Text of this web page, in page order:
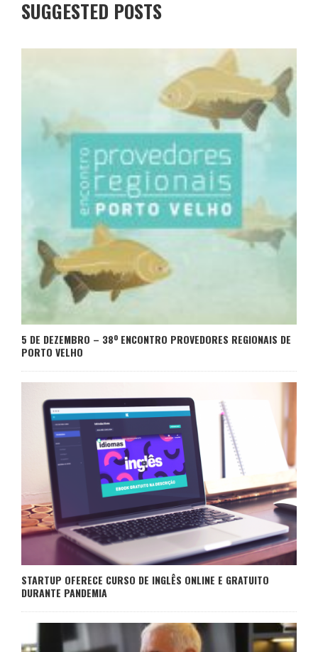
SUGGESTED POSTS
5 DE DEZEMBRO – 38º ENCONTRO PROVEDORES REGIONAIS DE
PORTO VELHO
STARTUP OFERECE CURSO DE INGLÊS ONLINE E GRATUITO
DURANTE PANDEMIA